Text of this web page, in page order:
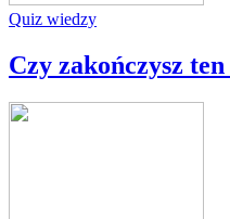
Quiz wiedzy
Czy zakończysz